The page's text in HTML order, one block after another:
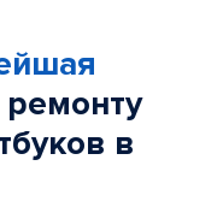
ремонту
в